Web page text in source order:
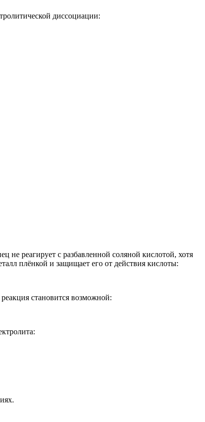
диссоциации:
не реагирует с разбавленной соляной кислотой, хотя
плёнкой и защищает его от действия кислоты:
становится возможной: